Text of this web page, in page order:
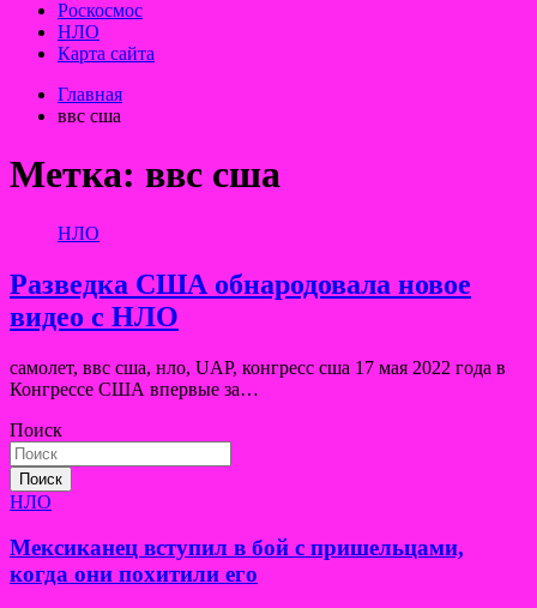
Роскосмос
НЛО
Карта сайта
Главная
ввс сша
Метка: ввс сша
НЛО
Разведка США обнародовала новое
видео с НЛО
самолет, ввс сша, нло, UAP, конгресс сша 17 мая 2022 года в
Конгрессе США впервые за…
Поиск
Поиск
НЛО
Мексиканец вступил в бой с пришельцами,
когда они похитили его